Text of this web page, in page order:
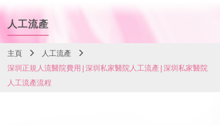
人工流產
主頁
人工流產
深圳正規人流醫院費用|深圳私家醫院人工流產|深圳私家醫院
人工流產流程